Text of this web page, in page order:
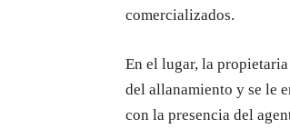
comercializados.
En el lugar, la
del allanamiento y se le
con la presencia del